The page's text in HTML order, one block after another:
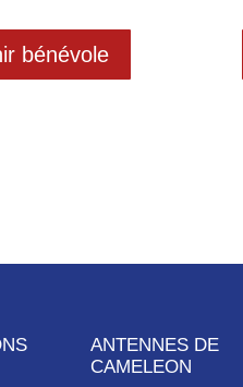
bénévole
ANTENNES DE
CAMELEON